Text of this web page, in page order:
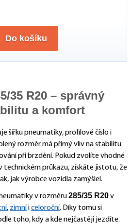
Do košíku
35 R20 – správný
a komfort
šířku pneumatiky, profilové číslo i
rozměr má přímý vliv na stabilitu
při brzdění. Pokud zvolíte vhodné
technickém průkazu, získáte jistotu, že
jak výrobce vozidla zamýšlel.
v rozměru285/35 R20v
, zimníiceloroční. Díky tomu si
toho, kdy a kde nejčastěji jezdíte.